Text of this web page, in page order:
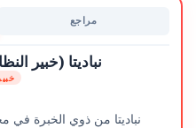
مراجع
نباديتا (خبير
نباديتا من ذوي الخبرة في